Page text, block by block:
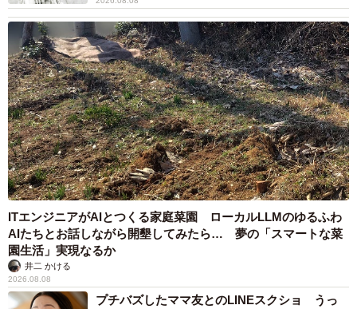
ITエンジニアがAIとつくる家庭菜園 ローカルLLMのゆるふわ
AIたちとお話しながら開墾してみたら… 夢の「スマートな菜
園生活」実現なるか
井二 かける
2026.08.08
プチバズしたママ友とのLINEスクショ うっ